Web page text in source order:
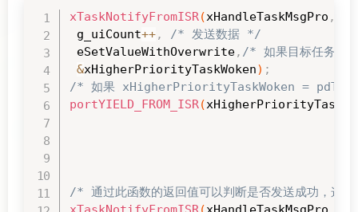
xTaskNotifyFromISR(xHandleTaskMsgPro ,
g_uiCount++,
/* 发送数据 */
eSetValueWithOverwrite, /* 如果目标任务上
&xHigherPriorityTaskWoken) ;
/* 如果 xHigherPriorityTaskWoken = pdTRUE
portYIELD_FROM_ISR(
/* 通过此函数的返回值可以判断是否发送成功，这